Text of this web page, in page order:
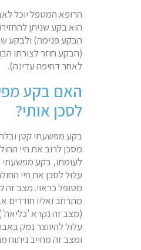
הרופא המטפל יוכל
הוא בקע שניתן
הבקע פנימה) ולבקע
(הבקע חוזר לצורתו
לאחר דחיפה עדינה).
האם בקע
לסכן אותי?
בקע מפשעתי קטן
מסכן לרוב את חיי
לעומתו, בקע מפשעתי
עלול לסכן את חיי
מטופל כראוי. מצב
מתרחב ואליו חודרים
(מצב זה נקרא
עלול להיווצר נמק
ומצב זה מחייב ניתוח